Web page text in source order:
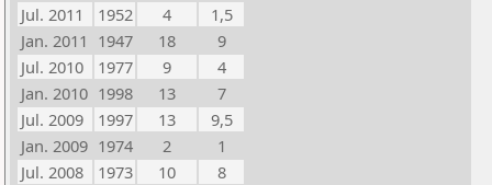
Jul. 2011
1952 4
1,5
Jan. 2011 1947 18
9
Jul. 2010
1977 9
4
Jan. 2010 1998 13
7
Jul. 2009
1997 13
9,5
Jan. 2009 1974 2
1
Jul. 2008
1973 10
8